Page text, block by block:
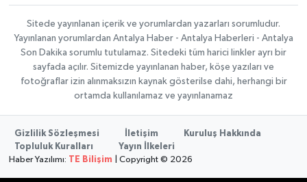
Sitede yayınlanan içerik ve yorumlardan yazarları sorumludur.
Yayınlanan yorumlardan Antalya Haber - Antalya Haberleri - Antalya
Son Dakika sorumlu tutulamaz. Sitedeki tüm harici linkler ayrı bir
sayfada açılır. Sitemizde yayınlanan haber, köşe yazıları ve
fotoğraflar izin alınmaksızın kaynak gösterilse dahi, herhangi bir
ortamda kullanılamaz ve yayınlanamaz
Gizlilik Sözleşmesi İletişim
Kuruluş Hakkında
Topluluk Kuralları
Yayın İlkeleri
Haber Yazılımı: TE Bilişim | Copyright © 2026